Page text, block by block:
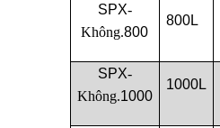
SPX-
Không.800
800L
SPX-
Không.1000
1000L